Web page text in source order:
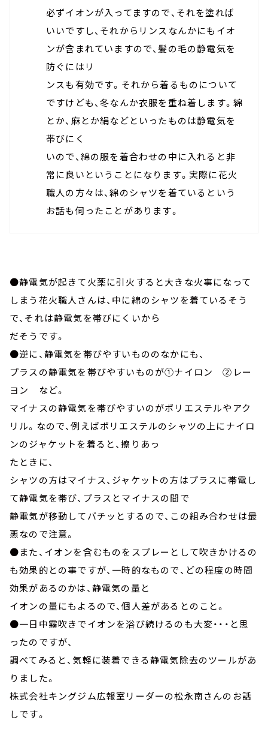
必ずイオンが入ってますので、それを塗れば
いいですし、それからリンスなんかにもイオ
ンが含まれていますので、髪の毛の静電気を
防ぐにはリ
ンスも有効です。それから着るものについて
ですけども、冬なんか衣服を重ね着します。綿
とか、麻とか絹などといったものは静電気を
帯びにく
いので、綿の服を着合わせの中に入れると非
常に良いということになります。実際に花火
職人の方々は、綿のシャツを着ているという
お話も伺ったことがあります。
●静電気が起きて火薬に引火すると大きな火事になって
しまう花火職人さんは、中に綿のシャツを着ているそう
で、それは静電気を帯びにくいから
だそうです。
●逆に、静電気を帯びやすいもののなかにも、
プラスの静電気を帯びやすいものが①ナイロン ②レー
ヨン など。
マイナスの静電気を帯びやすいのがポリエステルやアク
リル。なので、例えばポリエステルのシャツの上にナイロ
ンのジャケットを着ると、擦りあっ
たときに、
シャツの方はマイナス、ジャケットの方はプラスに帯電し
て静電気を帯び、プラスとマイナスの間で
静電気が移動してバチッとするので、この組み合わせは最
悪なので注意。
●また、イオンを含むものをスプレーとして吹きかけるの
も効果的との事ですが、一時的なもので、どの程度の時間
効果があるのかは、静電気の量と
イオンの量にもよるので、個人差があるとのこと。
●一日中霧吹きでイオンを浴び続けるのも大変・・・と思
ったのですが、
調べてみると、気軽に装着できる静電気除去のツールがあ
りました。
株式会社キングジム広報室リーダーの松永南さんのお話
しです。